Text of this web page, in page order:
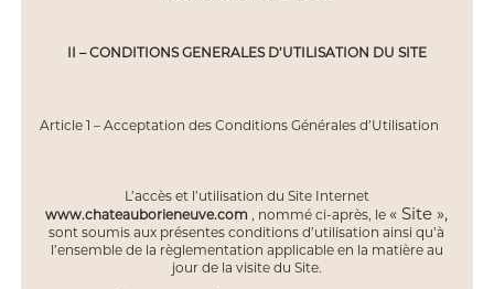
II – CONDITIONS GENERALES D’UTILISATION DU SITE
Article 1 – Acceptation des Conditions Générales d’Utilisation
L’accès et l’utilisation du Site Internet
www.chateauborieneuve.com , nommé ci-après, le « Site »,
sont soumis aux présentes conditions d’utilisation ainsi qu’à
l’ensemble de la règlementation applicable en la matière au
jour de la visite du Site.